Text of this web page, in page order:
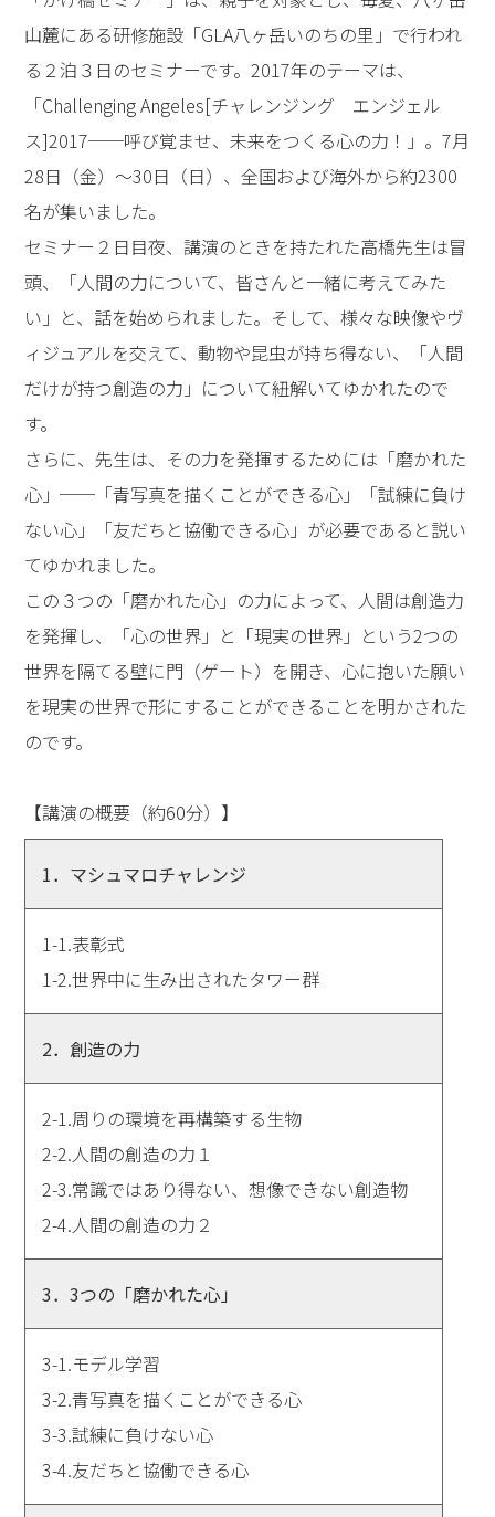
山麓にある研修施設「GLA八ヶ岳いのちの里」で行われ
る２泊３日のセミナーです。2017年のテーマは、
「Challenging Angeles[チャレンジング エンジェル
ス]2017──呼び覚ませ、未来をつくる心の力！」。7月
28日（金）～30日（日）、全国および海外から約2300
名が集いました。
セミナー２日目夜、講演のときを持たれた高橋先生は冒
頭、「人間の力について、皆さんと一緒に考えてみた
い」と、話を始められました。そして、様々な映像やヴ
ィジュアルを交えて、動物や昆虫が持ち得ない、「人間
だけが持つ創造の力」について紐解いてゆかれたので
す。
さらに、先生は、その力を発揮するためには「磨かれた
心」──「青写真を描くことができる心」「試練に負け
ない心」「友だちと協働できる心」が必要であると説い
てゆかれました。
この３つの「磨かれた心」の力によって、人間は創造力
を発揮し、「心の世界」と「現実の世界」という2つの
世界を隔てる壁に門（ゲート）を開き、心に抱いた願い
を現実の世界で形にすることができることを明かされた
のです。
【講演の概要（約60分）】
1．マシュマロチャレンジ
1-1.表彰式
1-2.世界中に生み出されたタワー群
2．創造の力
2-1.周りの環境を再構築する生物
2-2.人間の創造の力１
2-3.常識ではあり得ない、想像できない創造物
2-4.人間の創造の力２
3．3つの「磨かれた心」
3-1.モデル学習
3-2.青写真を描くことができる心
3-3.試練に負けない心
3-4.友だちと協働できる心